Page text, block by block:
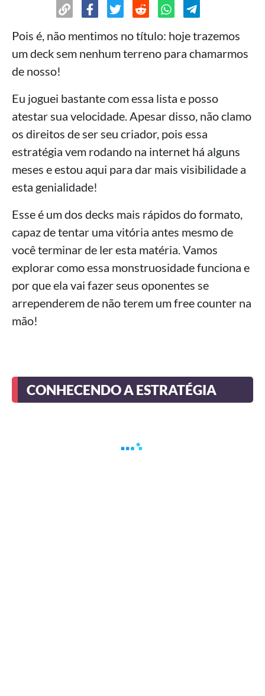
Pois é, não mentimos no título: hoje trazemos
um deck sem nenhum terreno para chamarmos
de nosso!
Eu joguei bastante com essa lista e posso
atestar sua velocidade. Apesar disso, não clamo
os direitos de ser seu criador, pois essa
estratégia vem rodando na internet há alguns
meses e estou aqui para dar mais visibilidade a
esta genialidade!
Esse é um dos decks mais rápidos do formato,
capaz de tentar uma vitória antes mesmo de
você terminar de ler esta matéria. Vamos
explorar como essa monstruosidade funciona e
por que ela vai fazer seus oponentes se
arrependerem de não terem um free counter na
mão!
CONHECENDO A ESTRATÉGIA